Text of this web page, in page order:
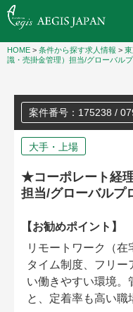
HOME > 条件から探す求人情報 >
識・売掛金管理）担当/グローバル
案件番号：175238 /
大手・上場
★コーポレート経
担当/グローバルプ
【お勧めポイント】
リモートワーク（在
タイム制度、フリー
い働きやすい環境。
と、定着率も高い職